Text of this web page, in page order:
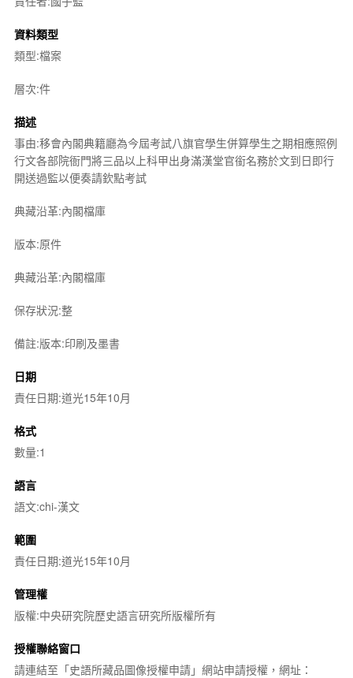
資料類型
類型:檔案
層次:件
描述
事由:移會內閣典籍廳為今屆考試八旗官學生併算學生之期相應照例
行文各部院衙門將三品以上科甲出身滿漢堂官銜名務於文到日即行
開送過監以便奏請欽點考試
典藏沿革:內閣檔庫
版本:原件
典藏沿革:內閣檔庫
保存狀況:整
備註:版本:印刷及墨書
日期
責任日期:道光15年10月
格式
數量:1
語言
語文:chi-漢文
範圍
責任日期:道光15年10月
管理權
版權:中央研究院歷史語言研究所版權所有
授權聯絡窗口
請連結至「史語所藏品圖像授權申請」網站申請授權，網址：